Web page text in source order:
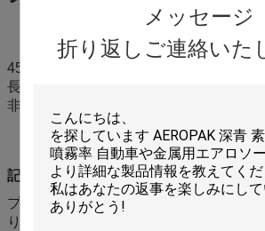
メッセージ
折り返しご連絡いた
450mlはあなたの家具を磨く
長い時間の明るい輝やき
非粘着性があるシリコーンの保護
記述:
プロダクトは自然で、きれいな光沢お
りにすることができるまた有害な紫外